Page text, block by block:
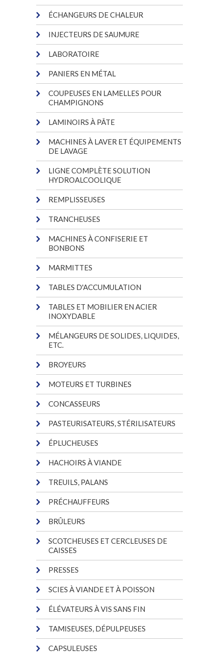
ÉCHANGEURS DE CHALEUR
INJECTEURS DE SAUMURE
LABORATOIRE
PANIERS EN MÉTAL
COUPEUSES EN LAMELLES POUR
CHAMPIGNONS
LAMINOIRS À PÂTE
MACHINES À LAVER ET ÉQUIPEMENTS
DE LAVAGE
LIGNE COMPLÈTE SOLUTION
HYDROALCOOLIQUE
REMPLISSEUSES
TRANCHEUSES
MACHINES À CONFISERIE ET
BONBONS
MARMITTES
TABLES D'ACCUMULATION
TABLES ET MOBILIER EN ACIER
INOXYDABLE
MÉLANGEURS DE SOLIDES, LIQUIDES,
ETC.
BROYEURS
MOTEURS ET TURBINES
CONCASSEURS
PASTEURISATEURS, STÉRILISATEURS
ÉPLUCHEUSES
HACHOIRS À VIANDE
TREUILS, PALANS
PRÉCHAUFFEURS
BRÛLEURS
SCOTCHEUSES ET CERCLEUSES DE
CAISSES
PRESSES
SCIES À VIANDE ET À POISSON
ÉLÉVATEURS À VIS SANS FIN
TAMISEUSES, DÉPULPEUSES
CAPSULEUSES